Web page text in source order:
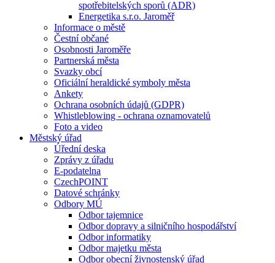
spotřebitelských sporů (ADR)
Energetika s.r.o. Jaroměř
Informace o městě
Čestní občané
Osobnosti Jaroměře
Partnerská města
Svazky obcí
Oficiální heraldické symboly města
Ankety
Ochrana osobních údajů (GDPR)
Whistleblowing - ochrana oznamovatelů
Foto a video
Městský úřad
Úřední deska
Zprávy z úřadu
E-podatelna
CzechPOINT
Datové schránky
Odbory MÚ
Odbor tajemnice
Odbor dopravy a silničního hospodářství
Odbor informatiky
Odbor majetku města
Odbor obecní živnostenský úřad